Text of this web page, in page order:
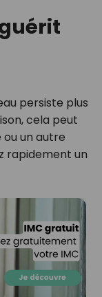
persiste plus
cela peut
un autre
rapidement un